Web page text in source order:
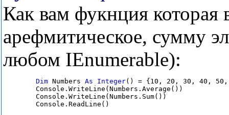
Как вам фукнция которая
арефмитическое, сумму
любом IEnumerable):
Dim Numbers As Integer() = {10, 20, 30, 40, 50,
        Console.WriteLine(Numbers.Average())
        Console.WriteLine(Numbers.Sum())
        Console.ReadLine()